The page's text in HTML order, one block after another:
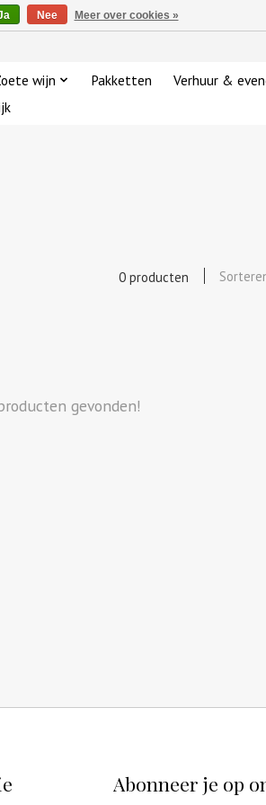
wijn Pakketten
Verhuur &
0 producten
gevonden!
Abonneer je op
Nee Meer over cookies »